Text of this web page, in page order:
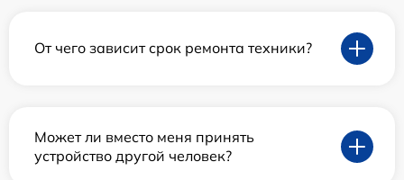
От чего зависит срок ремонта техники?
Может ли вместо меня принять
устройство другой человек?